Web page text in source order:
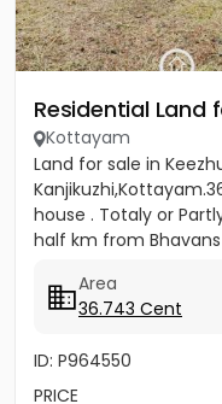
Residential Land
Kottayam
Land for sale in
house . Totaly or
half km from Bhavans
Area
36.743 Cent
ID: P964550
PRICE